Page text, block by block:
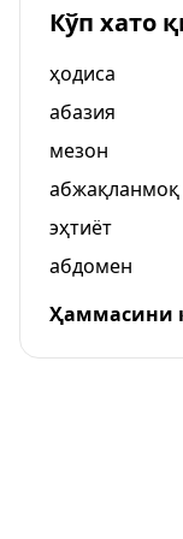
Кўп хато
ҳодиса
абазия
мезон
абжақланмоқ
эҳтиёт
абдомен
Ҳаммасини